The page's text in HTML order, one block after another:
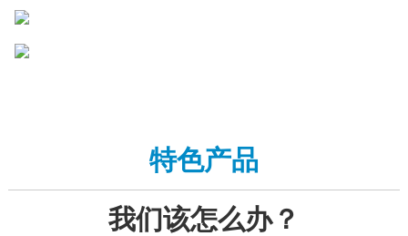
特色产品
我们该怎么办？